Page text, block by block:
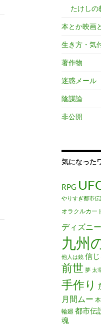
たけしの
本とか映画
生き方・気
著作物
迷惑メール
陰謀論
非公開
気になった
RPG
やりすぎ都市伝
オラクルカー
ディズニー
九州
他人は鏡 信
前世 夢 太
手作り
月間ムー 本
輪廻 都市伝
魂